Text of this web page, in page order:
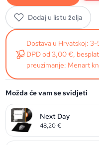
Dodaj u listu želja
Dostava u Hrvatskoj:
DPD od 3,00 €,
preuzimanje: Menart
Možda će vam se svidjeti
Next Day
48,20€